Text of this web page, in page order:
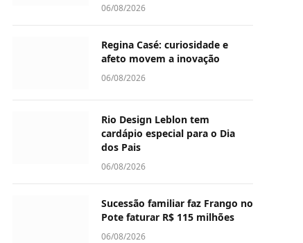
06/08/2026
Regina Casé: curiosidade e
afeto movem a inovação
06/08/2026
Rio Design Leblon tem
cardápio especial para o Dia
dos Pais
06/08/2026
Sucessão familiar faz Frango no
Pote faturar R$ 115 milhões
06/08/2026